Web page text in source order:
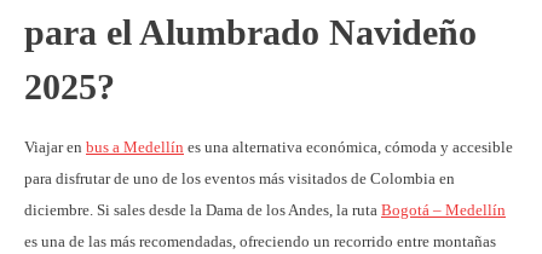
para el Alumbrado Navideño
2025?
Viajar en bus a Medellín es una alternativa económica, cómoda y accesible
para disfrutar de uno de los eventos más visitados de Colombia en
diciembre. Si sales desde la Dama de los Andes, la ruta Bogotá – Medellín
es una de las más recomendadas, ofreciendo un recorrido entre montañas